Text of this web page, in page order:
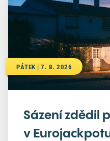
PÁTEK | 7. 8. 2026
Sázení zdědil
v